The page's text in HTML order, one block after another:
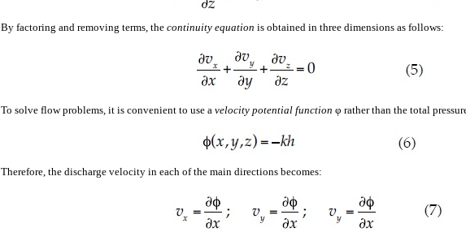
By factoring and removing terms, the continuity equation is obtained in three dimensions as follows:
To solve flow problems, it is convenient to use a velocity potential function φ rather than the total
Therefore, the discharge velocity in each of the main directions becomes: